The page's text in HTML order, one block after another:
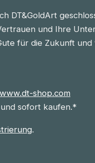
DT&GoldArt
und Ihre
für die Zukunft und
www.dt-shop.com
sofort kaufen.*
.